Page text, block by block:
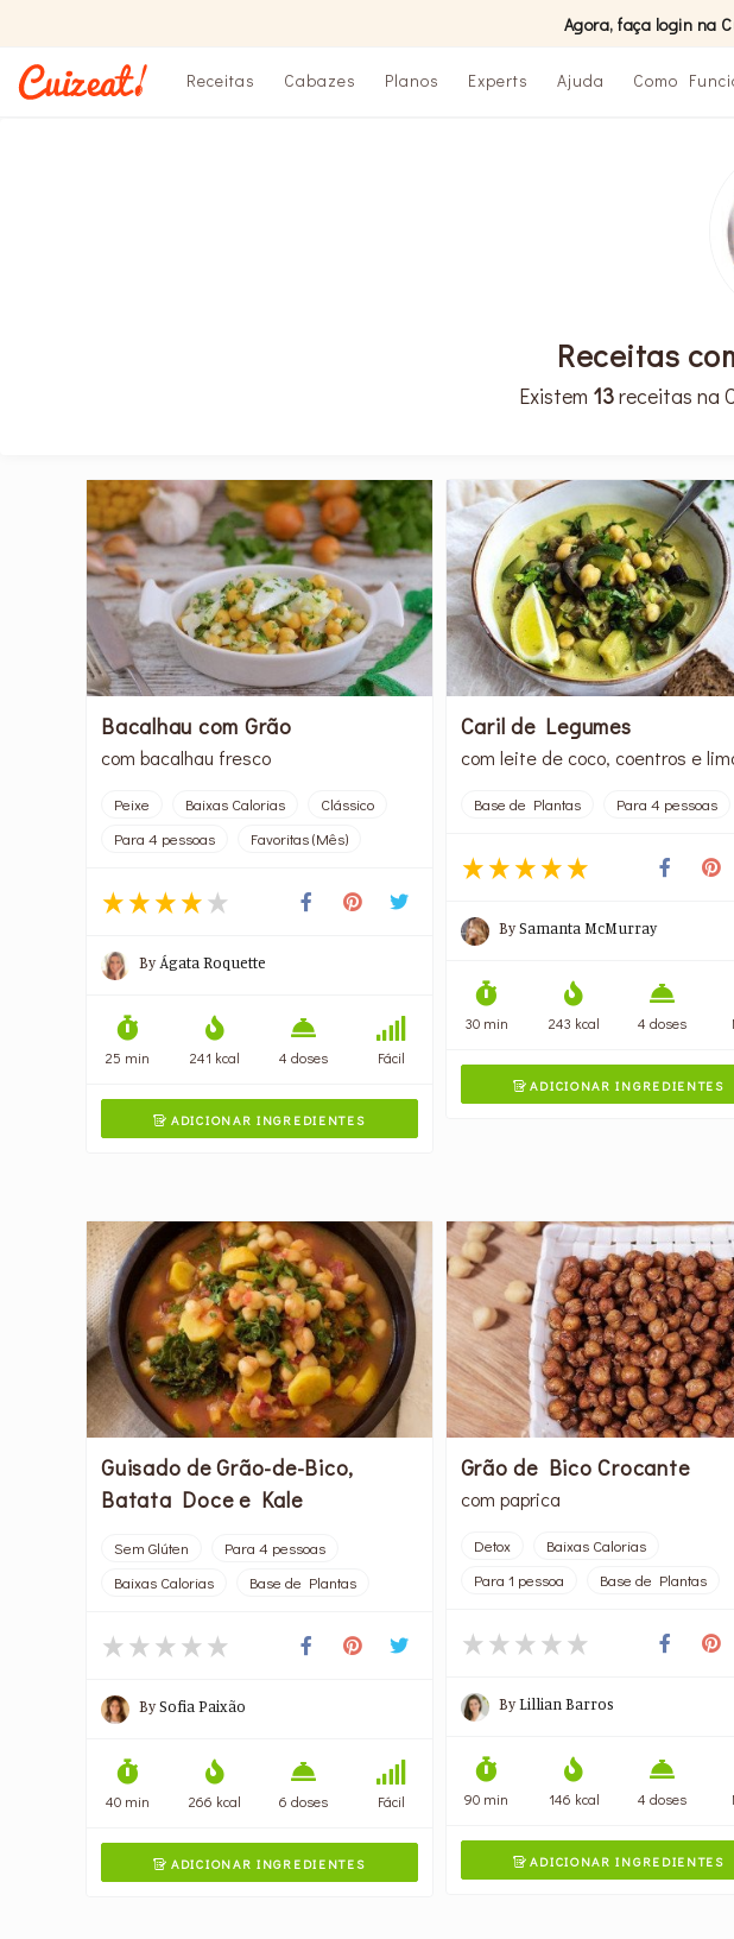
Agora, faça login na
Receitas Cabazes Planos Experts Ajuda Como
Receitas
Existem 13receitas na
Bacalhau com Grão
com bacalhau fresco
Peixe Baixas Calorias
Clássico
Para 4 pessoas
Favoritas (Mês)
ByÁgata Roquette
25 min 241 kcal 4 doses Fácil
 ADICIONAR INGREDIENTES
Caril de Legumes
com leite de coco, coentros e
Base de Plantas Para 4 pessoas
BySamanta McMurray
30 min 243 kcal 4 doses
ADICIONAR INGREDIENTES
Guisado de Grão-de-Bico,
Batata Doce e Kale
Sem Glúten
Para 4 pessoas
Baixas Calorias
Base de Plantas
BySofia Paixão
40 min 266 kcal 6 doses Fácil
 ADICIONAR INGREDIENTES
Grão de Bico Crocante
com paprica
Detox
Baixas Calorias
Para 1 pessoa
Base de Plantas
ByLillian Barros
90 min 146 kcal 4 doses
ADICIONAR INGREDIENTES